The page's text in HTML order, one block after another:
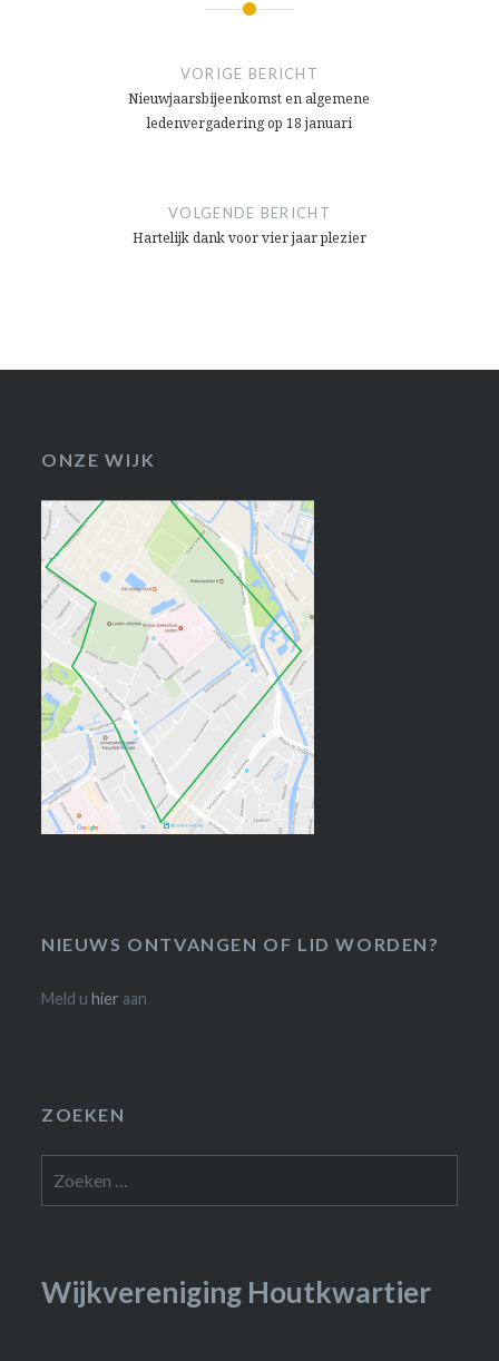
VORIGE BERICHT
Nieuwjaarsbijeenkomst en algemene
ledenvergadering op 18 januari
VOLGENDE BERICHT
Hartelijk dank voor vier jaar plezier
ONZE WIJK
NIEUWS ONTVANGEN OF LID WORDEN?
Meld uhier aan
ZOEKEN
naar:
Wijkvereniging Houtkwartier